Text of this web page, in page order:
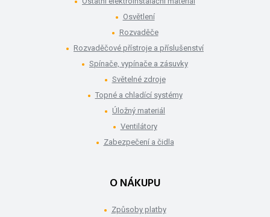
Osvětlení
Rozvaděče
Rozvaděčové přístroje a příslušenství
Spínače, vypínače a zásuvky
Světelné zdroje
Topné a chladící systémy
Úložný materiál
Ventilátory
Zabezpečení a čidla
O NÁKUPU
Způsoby platby